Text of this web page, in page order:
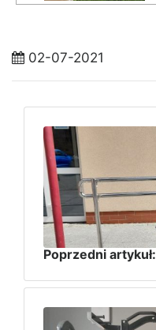
02-07-2021
Poprzedni artykuł: